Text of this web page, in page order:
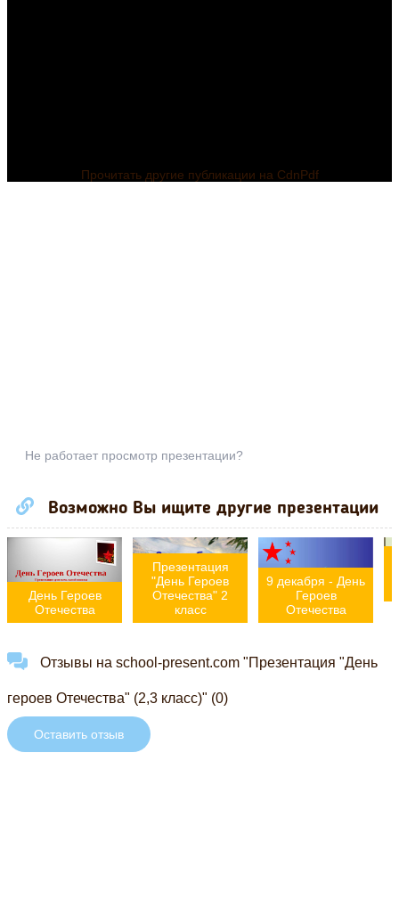
Прочитать другие публикации на CdnPdf
Не работает просмотр презентации?
Возможно Вы ищите другие презентации
День Героев
Отечества
Презентация
"День Героев
Отечества" 2
класс
9 декабря - День
Героев
Отечества
Отзывы на school-present.com "Презентация "День
героев Отечества" (2,3 класс)" (0)
Оставить отзыв